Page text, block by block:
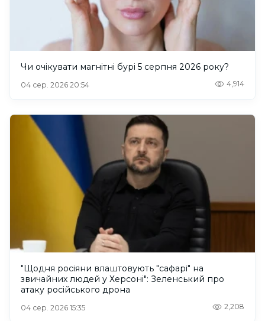
Чи очікувати магнітні бурі 5 серпня 2026 року?
04 сер. 2026 20:54 4,914
"Щодня росіяни влаштовують "сафарі" на
звичайних людей у Херсоні": Зеленський про
атаку російського дрона
04 сер. 2026 15:35 2,208